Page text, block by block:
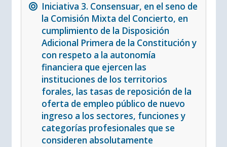
Iniciativa 3. Consensuar, en el seno de
la Comisión Mixta del Concierto, en
cumplimiento de la Disposición
Adicional Primera de la Constitución y
con respeto a la autonomía
financiera que ejercen las
instituciones de los territorios
forales, las tasas de reposición de la
oferta de empleo público de nuevo
ingreso a los sectores, funciones y
categorías profesionales que se
consideren absolutamente